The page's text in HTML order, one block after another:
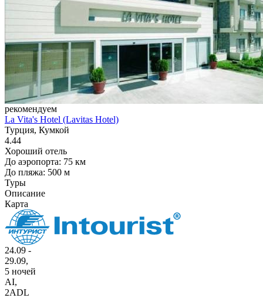
рекомендуем
La Vita's Hotel (Lavitas Hotel)
Турция, Кумкой
4.44
Хороший отель
До аэропорта: 75 км
До пляжа: 500 м
Туры
Описание
Карта
24.09 -
29.09,
5 ночей
AI,
2ADL